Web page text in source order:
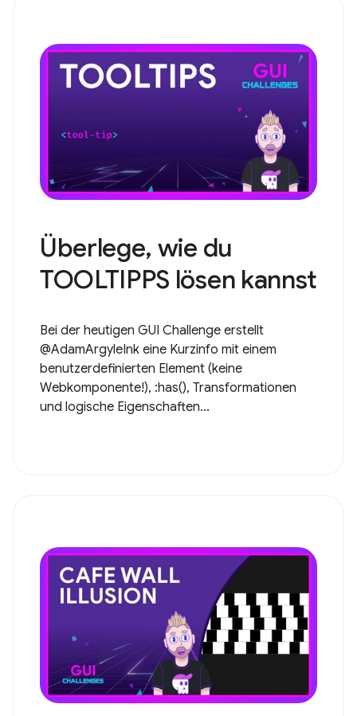
Überlege, wie du
TOOLTIPPS lösen kannst
Bei der heutigen GUI Challenge erstellt
@AdamArgyleInk eine Kurzinfo mit einem
benutzerdefinierten Element (keine
Webkomponente!), :has(), Transformationen
und logische Eigenschaften...